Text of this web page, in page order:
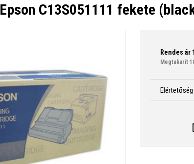
Epson C13S051111 fekete
Rendes ár
Megtakarít
Elértetőség